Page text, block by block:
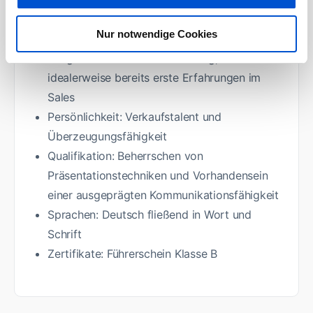
Nur notwendige Cookies
zusätzlich im Bereich der Sicherheitstechnik
Erfahrungen: Interesse an einer vertrieblichen
idealerweise bereits erste Erfahrungen im
Sales
Persönlichkeit: Verkaufstalent und
Überzeugungsfähigkeit
Qualifikation: Beherrschen von
Präsentationstechniken und Vorhandensein
einer ausgeprägten Kommunikationsfähigkeit
Sprachen: Deutsch fließend in Wort und
Schrift
Zertifikate: Führerschein Klasse B